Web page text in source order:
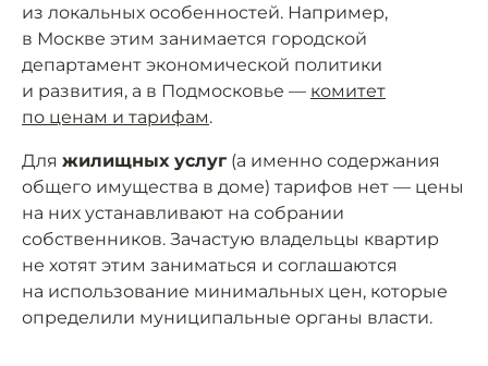
из локальных особенностей. Например,
в Москве этим занимается городской
департамент экономической политики
и развития, а в Подмосковье — комитет
по ценам и тарифам.
Для жилищных услуг (а именно содержания
общего имущества в доме) тарифов нет — цены
на них устанавливают на собрании
собственников. Зачастую владельцы квартир
не хотят этим заниматься и соглашаются
на использование минимальных цен, которые
определили муниципальные органы власти.